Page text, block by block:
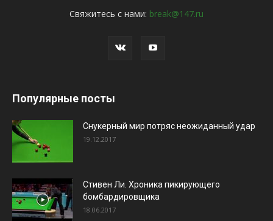
Свяжитесь с нами: break@147.ru
Популярные посты
Снукерный мир потряс неожиданный удар
19.12.2017
Стивен Ли. Хроника пикирующего
бомбардировщика
18.06.2017